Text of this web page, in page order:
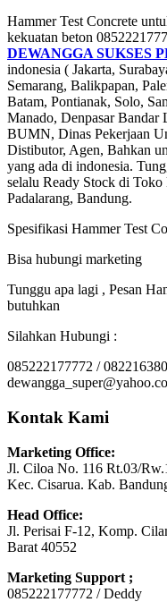
Hammer Test Concrete
kekuatan beton
DEWANGGA SUKSES
indonesia ( Jakarta,
Semarang, Balikpapan,
Batam, Pontianak, Solo,
Manado, Denpasar Bandar
BUMN, Dinas Pekerjaan
Distibutor, Agen, Bahkan
yang ada di indonesia.
selalu Ready Stock di
Padalarang, Bandung.
Spesifikasi Hammer Test
Bisa hubungi marketing
Tunggu apa lagi , Pesan
butuhkan
Silahkan Hubungi :
085222177772 /
Kontak Kami
Marketing Office:
Jl. Ciloa No. 116 Rt.03/
Kec. Cisarua. Kab.
Head Office:
Jl. Perisai F-12, Komp.
Barat 40552
Marketing Support ;
085222177772 / Deddy